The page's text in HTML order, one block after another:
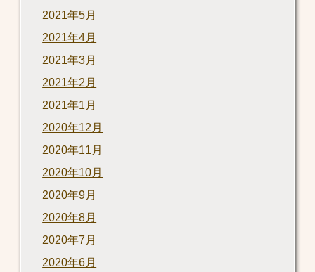
2021年5月
2021年4月
2021年3月
2021年2月
2021年1月
2020年12月
2020年11月
2020年10月
2020年9月
2020年8月
2020年7月
2020年6月